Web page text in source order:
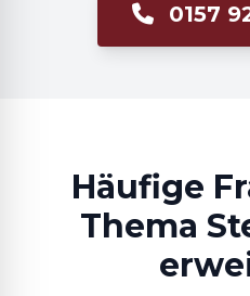
0157
Häufige
Thema